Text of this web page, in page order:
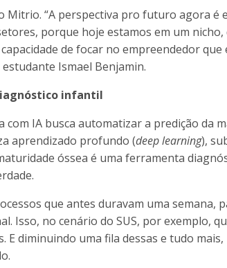
“A perspectiva pro futuro agora é
porque hoje estamos em um nicho,
de focar no empreendedor que
Ismael Benjamin.
infantil
IA busca automatizar a predição da
aprendizado profundo (deep learning),
óssea é uma ferramenta
que antes duravam uma semana,
Isso, no cenário do SUS, por exemplo,
diminuindo uma fila dessas e tudo